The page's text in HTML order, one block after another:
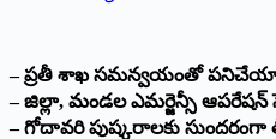
– ప్రతీ శాఖ సమన్వయంతో
– జిల్లా, మండల ఎమర్జెన్సీ ఆపరేషన్
– గోదావరి పుష్కరాలకు సుందరంగా